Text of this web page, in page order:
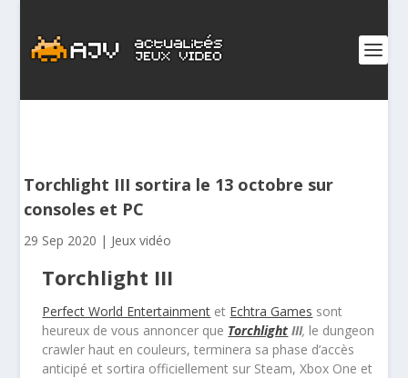
Torchlight III sortira le 13 octobre sur
consoles et PC
29 Sep 2020 | Jeux vidéo
Torchlight III
Perfect World Entertainment et Echtra Games sont
heureux de vous annoncer que Torchlight III, le dungeon
crawler haut en couleurs, terminera sa phase d’accès
anticipé et sortira officiellement sur Steam, Xbox One et